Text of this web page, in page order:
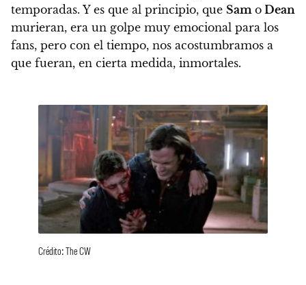
temporadas. Y es que al principio, que Sam o Dean
murieran, era un golpe muy emocional para los
fans, pero con el tiempo, nos acostumbramos a
que fueran, en cierta medida, inmortales.
Crédito: The CW